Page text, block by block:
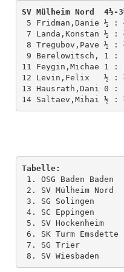
SV Mülheim Nord  4½-
7 Landa,Konstan ½ : ½ Michalik,Pete  6
8 Tregubov,Pave ½ : ½ Lauber,Arnd    7
11 Feygin,Michae 1 :
12 Levin,Felix   ½ :
13 Hausrath,Dani 0 :
Tabelle:
4. SC Eppingen      11 14  52
6. SK Turm Emsdette 11 13  49½
7. SG Trier         11 13  45